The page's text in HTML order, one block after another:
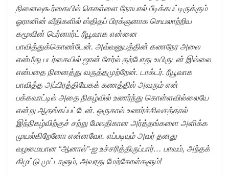
நினைவுகூர்கையில் கொள்ளை நோயால் பீடிக்கபட்டிருக்கும்
ஓரானின் வீதிகளில் ஸ்திதப் பிரக்ஞனாக செயலாற்றிய
கமூவின் பெர்னார்ட் ரீயூவாக என்னை
பாவித்துக்கொண்டேன். அவ்வனுபத்தின் கணநேர அலை
என்மீது படர்கையில் ஜான் சேர்ல் தற்போது உயிருடன் இல்லை
என்பதை நினைத்து வருத்தமுற்றேன். டாக்டர். ரீயூவாக
பாவித்த அப்பிரத்தியேகக் கணத்தில் அவரும் என்
பக்கவாட்டில் அதை நிகழ்வில் உணர்ந்து கொள்ளவில்லையே
என்று ஆதங்கப்பட்டேன். ஒருகால் உணர்ச்சிவசத்தால்
இந்நிகழ்விற்குச் சற்று மேலதிகான அர்த்தங்களை அளிக்க
முயல்கிறேனோ என்னவோ. எப்படியும் அவர் தனது
வழமையான “ஆனால்”-ஐ உச்சரித்திருப்பார்… பாவம், அந்தக்
கிழட்டு முட்டாளும், அவரது மேற்கோள்களும்!